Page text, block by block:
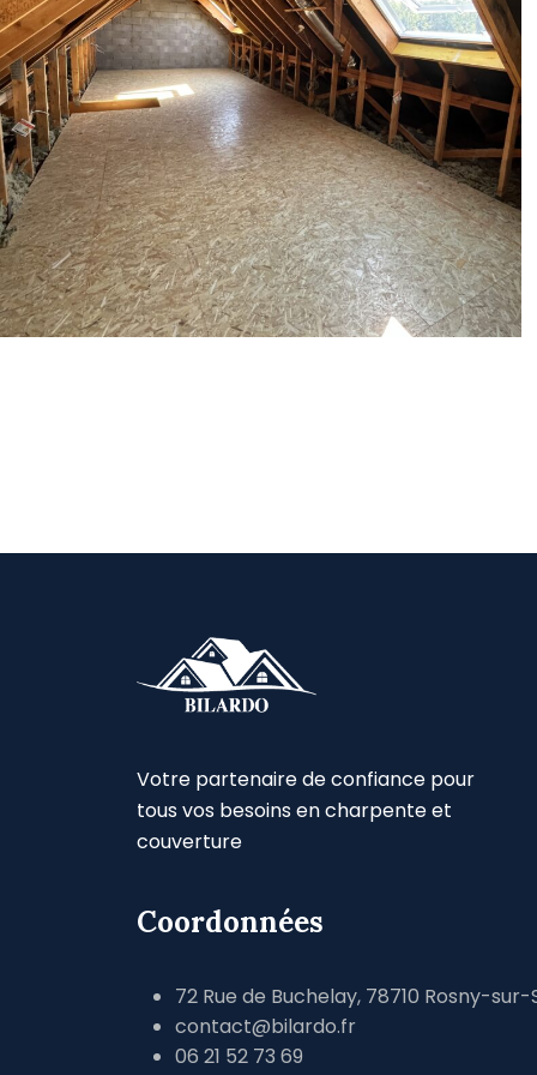
Votre partenaire de confiance pour
tous vos besoins en charpente et
couverture
Coordonnées
72 Rue de Buchelay, 78710 Rosny-sur-
contact@bilardo.fr
06 21 52 73 69